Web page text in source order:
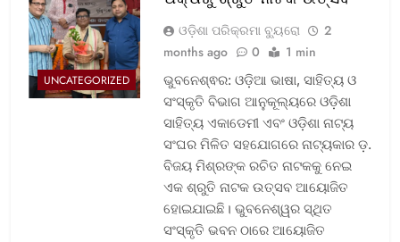
UNCATEGORIZED
ଓଡ଼ିଶା ପରିକ୍ରମା ବ୍ୟୁରୋ
2
months ago
0 1 min
ଭୁବନେଶ୍ଵର: ଓଡ଼ିଆ ଭାଷା, ସାହିତ୍ୟ ଓ
ସଂସ୍କୃତି ବିଭାଗ ଆନୁକୂଲ୍ୟରେ ଓଡ଼ିଶା
ସାହିତ୍ୟ ଏକାଡେମୀ ଏବଂ ଓଡ଼ିଶା ନାଟ୍ୟ
ସଂଘର ମିଳିତ ସହଯୋଗରେ ନାଟ୍ୟକାର ଡ଼.
ବିଜୟ ମିଶ୍ରଙ୍କ ରଚିତ ନାଟକକୁ ନେଇ
ଏକ ଶ୍ରୁତି ନାଟକ ଉତ୍ସବ ଆୟୋଜିତ
ହୋଇଯାଇଛି। ଭୁବନେଶ୍ୱର ସ୍ଥିତ
ସଂସ୍କୃତି ଭବନ ଠାରେ ଆୟୋଜିତ